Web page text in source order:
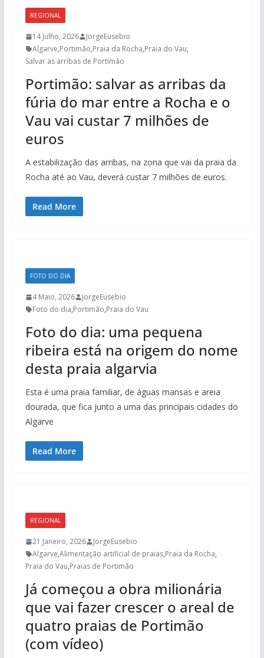
REGIONAL
14 Julho, 2026
JorgeEusebio
Algarve,Portimão,Praia da Rocha,Praia do Vau,
Salvar as arribas de Portimão
Portimão: salvar as arribas da
fúria do mar entre a Rocha e o
Vau vai custar 7 milhões de
euros
A estabilização das arribas, na zona que vai da praia da
Rocha até ao Vau, deverá custar 7 milhões de euros.
Read More
FOTO DO DIA
4 Maio, 2026
JorgeEusebio
Foto do dia,Portimão,Praia do Vau
Foto do dia: uma pequena
ribeira está na origem do nome
desta praia algarvia
Esta é uma praia familiar, de águas mansas e areia
dourada, que fica junto a uma das principais cidades do
Algarve
Read More
REGIONAL
21 Janeiro, 2026
JorgeEusebio
Algarve,Alimentação artificial de praias,Praia da Rocha,
Praia do Vau,Praias de Portimão
Já começou a obra milionária
que vai fazer crescer o areal de
quatro praias de Portimão
(com vídeo)